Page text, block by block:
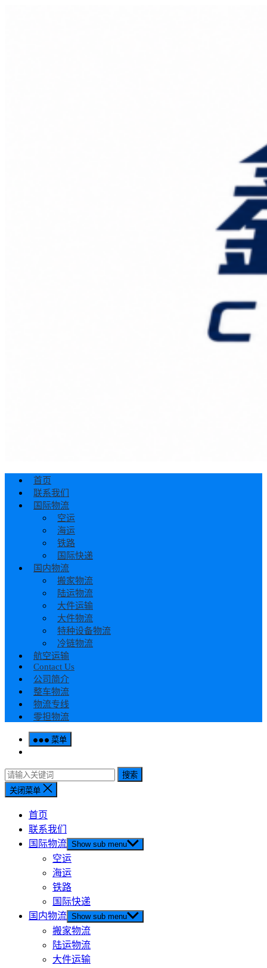
首页
联系我们
国际物流
空运
海运
铁路
国际快递
国内物流
搬家物流
陆运物流
大件运输
大件物流
特种设备物流
冷链物流
航空运输
Contact Us
公司简介
整车物流
物流专线
零担物流
菜单
搜索
关闭菜单
首页
联系我们
国际物流 Show sub menu
空运
海运
铁路
国际快递
国内物流 Show sub menu
搬家物流
陆运物流
大件运输